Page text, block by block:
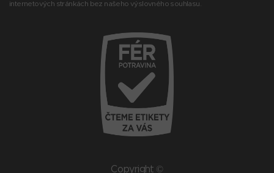
internetových stránkách bez našeho výslovného souhlasu.
Copyright ©